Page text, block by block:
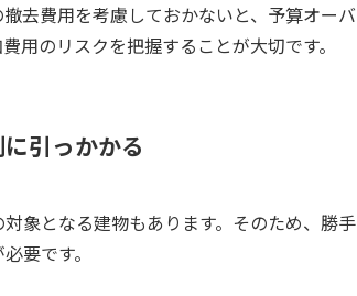
去費用を考慮しておかないと、予算オー
用のリスクを把握することが大切です。
引っかかる
象となる建物もあります。そのため、勝
要です。